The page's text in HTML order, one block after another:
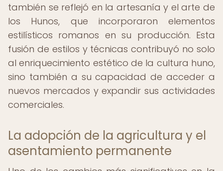
también se reflejó en la artesanía y el arte de
los Hunos, que incorporaron elementos
estilísticos romanos en su producción. Esta
fusión de estilos y técnicas contribuyó no solo
al enriquecimiento estético de la cultura huno,
sino también a su capacidad de acceder a
nuevos mercados y expandir sus actividades
comerciales.
La adopción de la agricultura y el
asentamiento permanente